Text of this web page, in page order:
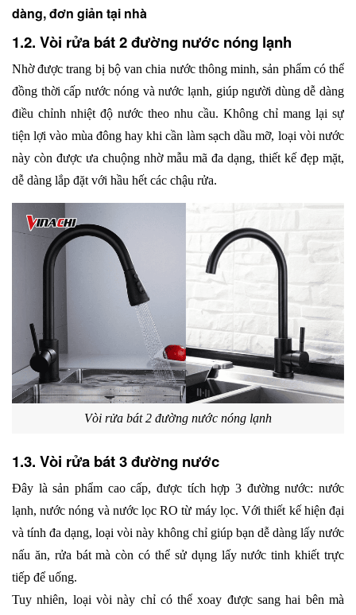
dàng, đơn giản tại nhà
1.2. Vòi rửa bát 2 đường nước nóng lạnh
Nhờ được trang bị bộ van chia nước thông minh, sản phẩm có thể
đồng thời cấp nước nóng và nước lạnh, giúp người dùng dễ dàng
điều chỉnh nhiệt độ nước theo nhu cầu. Không chỉ mang lại sự
tiện lợi vào mùa đông hay khi cần làm sạch dầu mỡ, loại vòi nước
này còn được ưa chuộng nhờ mẫu mã đa dạng, thiết kế đẹp mặt,
dễ dàng lắp đặt với hầu hết các chậu rửa.
Vòi rửa bát 2 đường nước nóng lạnh
1.3. Vòi rửa bát 3 đường nước
Đây là sản phẩm cao cấp, được tích hợp 3 đường nước: nước
lạnh, nước nóng và nước lọc RO từ máy lọc. Với thiết kế hiện đại
và tính đa dạng, loại vòi này không chỉ giúp bạn dễ dàng lấy nước
nấu ăn, rửa bát mà còn có thể sử dụng lấy nước tinh khiết trực
tiếp để uống.
Tuy nhiên, loại vòi này chỉ có thể xoay được sang hai bên mà